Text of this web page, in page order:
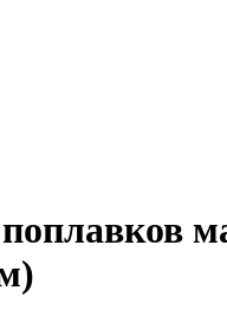
поплавков